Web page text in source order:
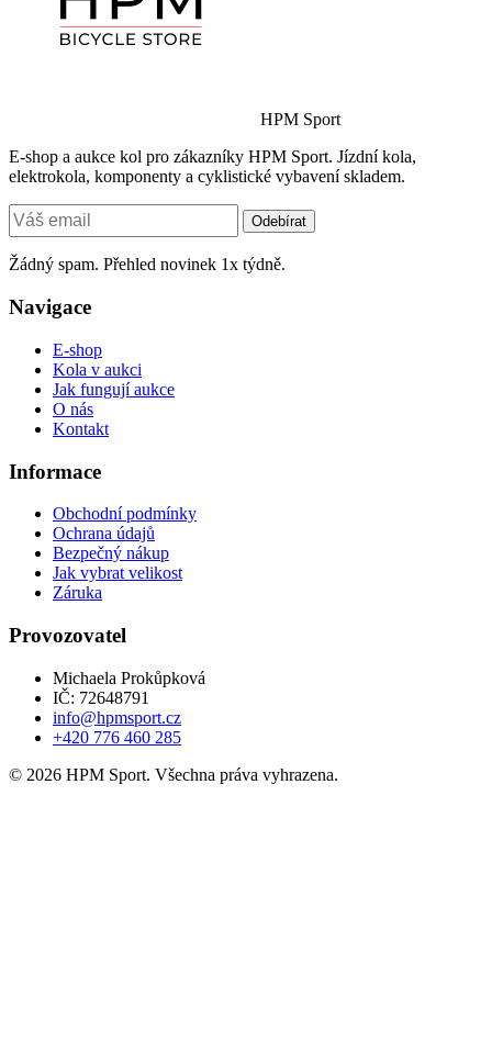
HPM Sport
E-shop a aukce kol pro zákazníky HPM Sport. Jízdní kola,
elektrokola, komponenty a cyklistické vybavení skladem.
Odebírat
Žádný spam. Přehled novinek 1x týdně.
Navigace
E-shop
Kola v aukci
Jak fungují aukce
O nás
Kontakt
Informace
Obchodní podmínky
Ochrana údajů
Bezpečný nákup
Jak vybrat velikost
Záruka
Provozovatel
Michaela Prokůpková
IČ: 72648791
info@hpmsport.cz
+420 776 460 285
© 2026 HPM Sport. Všechna práva vyhrazena.